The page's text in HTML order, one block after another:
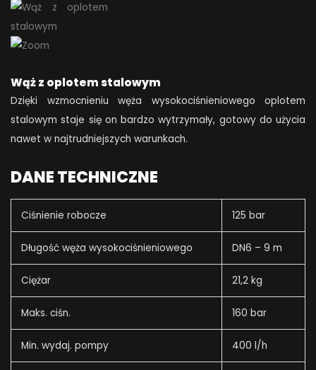
Wąż z oplotem stalowym
Dzięki wzmocnieniu węża wysokociśnieniowego oplotem
stalowym staje się on bardzo wytrzymały, gotowy do użycia
nawet w najtrudniejszych warunkach.
DANE TECHNICZNE
Ciśnienie robocze 125 bar
Długość węża wysokociśnieniowego DN6 – 9 m
Ciężar 21,2 kg
Maks. ciśn. 160 bar
Min. wydaj. pompy 400 l/h